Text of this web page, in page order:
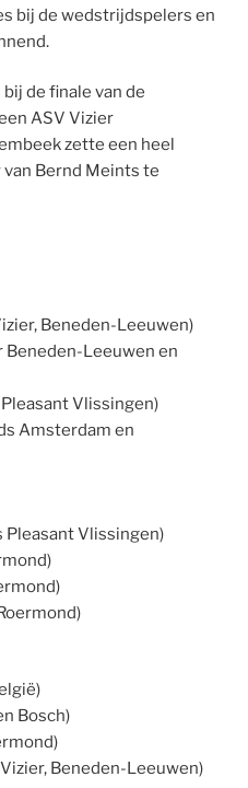
bij de wedstrijdspelers en
de finale van de
ASV Vizier
zette een heel
Bernd Meints te
Beneden-Leeuwen)
Beneden-Leeuwen en
Vlissingen)
Amsterdam en
Pleasant Vlissingen)
Bosch)
Beneden-Leeuwen)